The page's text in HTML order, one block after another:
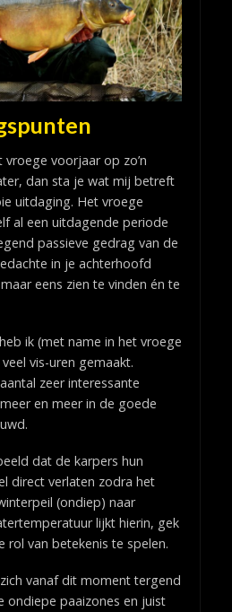
voorjaar op zo’n
dan sta je wat mij betreft
uitdaging. Het vroege
al een uitdagende periode
passieve gedrag van de
in je achterhoofd
eens zien te vinden én te
ik (met name in het vroege
vis-uren gemaakt.
zeer interessante
en meer in de goede
dat de karpers hun
direct verlaten zodra het
(ondiep) naar
lijkt hierin, gek
rol van betekenis te spelen.
vanaf dit moment tergend
ondiepe paaizones en juist